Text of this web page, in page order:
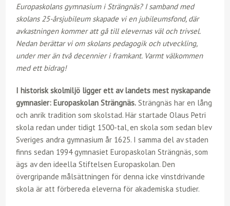
Europaskolans gymnasium i Strängnäs? I samband med
skolans 25-årsjubileum skapade vi en jubileumsfond, där
avkastningen kommer att gå till elevernas väl och trivsel.
Nedan berättar vi om skolans pedagogik och utveckling,
under mer än två decennier i framkant. Varmt välkommen
med ett bidrag!
I historisk skolmiljö ligger ett av landets mest nyskapande
gymnasier: Europaskolan Strängnäs. Strängnäs har en lång
och anrik tradition som skolstad. Här startade Olaus Petri
skola redan under tidigt 1500-tal, en skola som sedan blev
Sveriges andra gymnasium år 1625. I samma del av staden
finns sedan 1994 gymnasiet Europaskolan Strängnäs, som
ägs av den ideella Stiftelsen Europaskolan. Den
övergripande målsättningen för denna icke vinstdrivande
skola är att förbereda eleverna för akademiska studier.